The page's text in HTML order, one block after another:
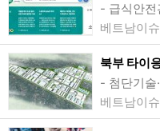
베트남이슈
베트남이슈